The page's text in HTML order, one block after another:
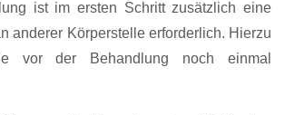
ist im ersten Schritt zusätzlich eine
anderer Körperstelle erforderlich. Hierzu
vor der Behandlung noch einmal